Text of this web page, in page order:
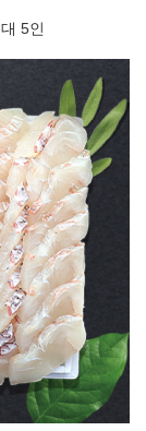
5인